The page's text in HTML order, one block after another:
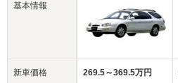
基本情報
新車価格 269.5～369.5万円